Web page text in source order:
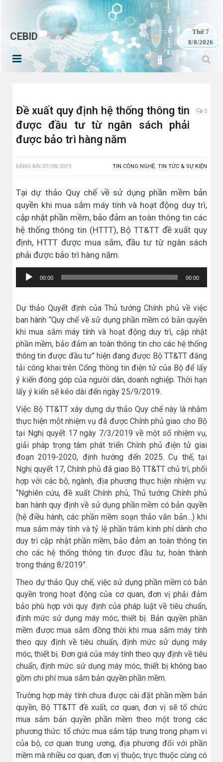
CEBID
Thứ 7
8/8/2026
Đề xuất quy định hệ thống thông tin
được đầu tư từ ngân sách phải
được bảo trì hàng năm
0
ĐĂNG BÀI 07/08/2019 TIN CÔNG NGHỆ, TIN TỨC & SỰ KIỆN
Tại dự thảo Quy chế về sử dụng phần mềm bản
quyền khi mua sắm máy tính và hoạt động duy trì,
cập nhật phần mềm, bảo đảm an toàn thông tin các
hệ thống thông tin (HTTT), Bộ TT&TT đề xuất quy
định, HTTT được mua sắm, đầu tư từ ngân sách
phải được bảo trì hàng năm.
Trình
chơi
00:00 00:00
Dự thảo Quyết định của Thủ tướng Chính phủ về việc
ban hành “Quy chế về sử dụng phần mềm có bản quyền
khi mua sắm máy tính và hoạt động duy trì, cập nhật
phần mềm, bảo đảm an toàn thông tin cho các hệ thống
thông tin được đầu tư” hiện đang được Bộ TT&TT đăng
tải công khai trên Cổng thông tin điện tử của Bộ để lấy
ý kiến đóng góp của người dân, doanh nghiệp. Thời hạn
lấy ý kiến sẽ kéo dài đến ngày 25/9/2019.
Việc Bộ TT&TT xây dựng dự thảo Quy chế này là nhằm
thực hiện một nhiệm vụ đã được Chính phủ giao cho Bộ
tại Nghị quyết 17 ngày 7/3/2019 về một số nhiệm vụ,
giải pháp trọng tâm phát triển Chính phủ điện tử giai
đoạn 2019-2020, định hướng đến 2025. Cụ thể, tại
Nghị quyết 17, Chính phủ đã giao Bộ TT&TT chủ trì, phối
hợp với các bộ, ngành, địa phương thực hiện nhiệm vụ:
“Nghiên cứu, đề xuất Chính phủ, Thủ tướng Chính phủ
ban hành quy định về sử dụng phần mềm có bản quyền
(hệ điều hành, các phần mềm soạn thảo văn bản…) khi
mua sắm máy tính và tỷ lệ phần trăm kinh phí dành cho
duy trì cập nhật phần mềm, bảo đảm an toàn thông tin
cho các hệ thống thông tin được đầu tư, hoàn thành
trong tháng 8/2019”.
Theo dự thảo Quy chế, việc sử dụng phần mềm có bản
quyền trong hoạt động của cơ quan, đơn vị phải đảm
bảo phù hợp với quy định của pháp luật về tiêu chuẩn,
định mức sử dụng máy móc, thiết bị. Bản quyền phần
mềm được mua sắm đồng thời khi mua sắm máy tính
theo quy định về tiêu chuẩn, định mức sử dụng máy
móc, thiết bị. Đơn giá của máy tính theo quy định về tiêu
chuẩn, định mức sử dụng máy móc, thiết bị không bao
gồm chi phí mua sắm bản quyền phần mềm.
Trường hợp máy tính chưa được cài đặt phần mềm bản
quyền, Bộ TT&TT đề xuất, cơ quan, đơn vị sẽ tổ chức
mua sắm bản quyền phần mềm theo một trong các
phương thức: tổ chức mua sắm tập trung trong phạm vi
của bộ, cơ quan trung ương, địa phương đối với phần
mềm mà nhiều cơ quan, đơn vị thuộc, trực thuộc cùng có